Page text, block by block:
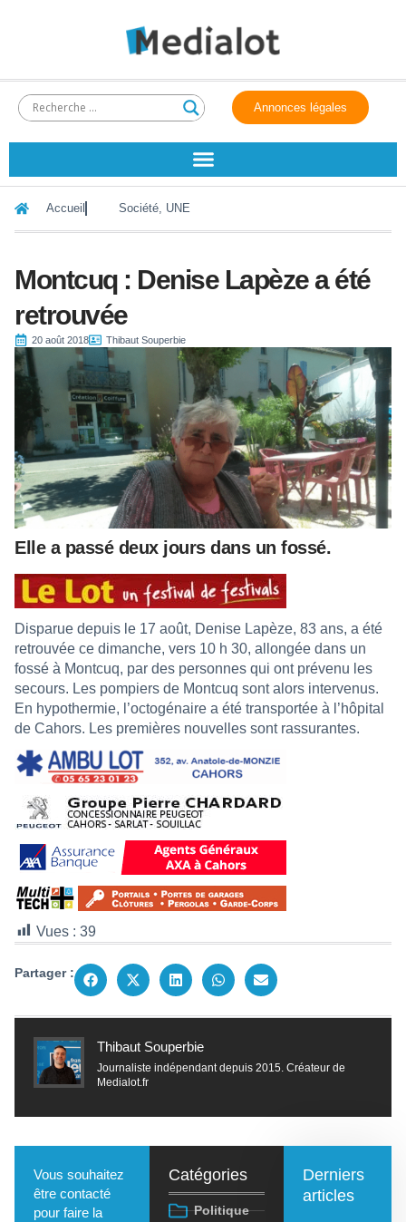
Annonces légales
Accueil Société, UNE
Montcuq : Denise Lapèze a été
retrouvée
20 août 2018 Thibaut Souperbie
Elle a passé deux jours dans un fossé.
Disparue depuis le 17 août, Denise Lapèze, 83 ans, a été
retrouvée ce dimanche, vers 10 h 30, allongée dans un
fossé à Montcuq, par des personnes qui ont prévenu les
secours. Les pompiers de Montcuq sont alors intervenus.
En hypothermie, l’octogénaire a été transportée à l’hôpital
de Cahors. Les premières nouvelles sont rassurantes.
Vues : 39
Partager :
Thibaut Souperbie
Journaliste indépendant depuis 2015. Créateur de
Medialot.fr
Vous souhaitez
être contacté
pour faire la
Catégories
Politique
Derniers
articles